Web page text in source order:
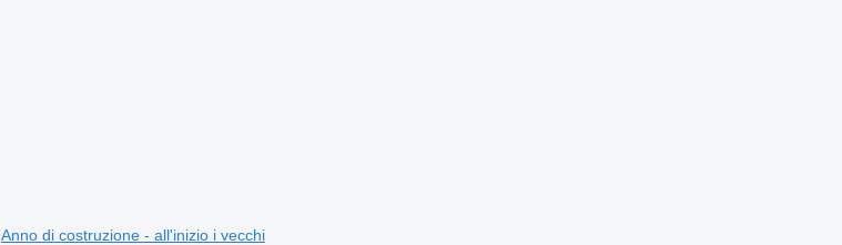
Anno di costruzione - all'inizio i vecchi